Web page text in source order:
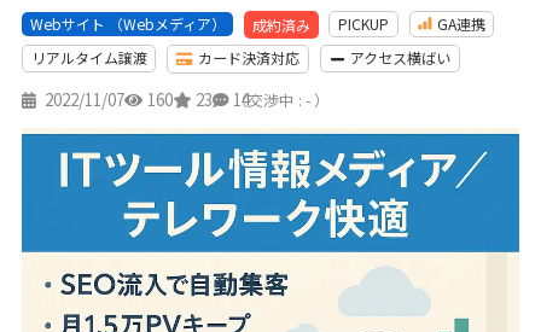
Webサイト （Webメディア） 成約済み PICKUP
GA連携
リアルタイム譲渡
カード決済対応 アクセス横ばい
2022/11/07 160 23 14
（交渉中 : - ）